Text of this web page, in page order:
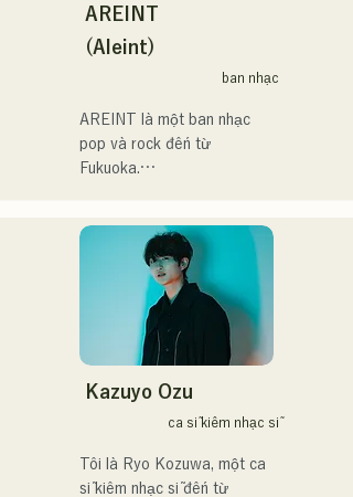
summit)、福岡市武道館オー
プニング記念イベント,結婚
式様々な分野で活動。
す。
アーティストの日本人父と
アメリカ人母から生まれた
催。
nhưng cũng có phần u sầu
của họ dựa trên tiểu thuyết!
AREINT
(Aleint)
ban nhạc
AREINT là một ban nhạc
pop và rock đến từ
Fukuoka.
hát mạnh mẽ, trẻ trung và
độc đáo của tay bass
SEIYA và tay trống SHO,
tạo nên một âm thanh rock
bắt tai nhưng quen thuộc,
mang đậm dấu ấn riêng của
AREINT.
nhạc nền mở đầu cho
chương trình "KBC Radio
Kazuyo Ozu
ca sĩ kiêm nhạc sĩ
Tôi là Ryo Kozuwa, một ca
sĩ kiêm nhạc sĩ đến từ